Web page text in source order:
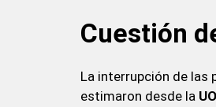
Cuestión
La interrupción de las
estimaron desde la